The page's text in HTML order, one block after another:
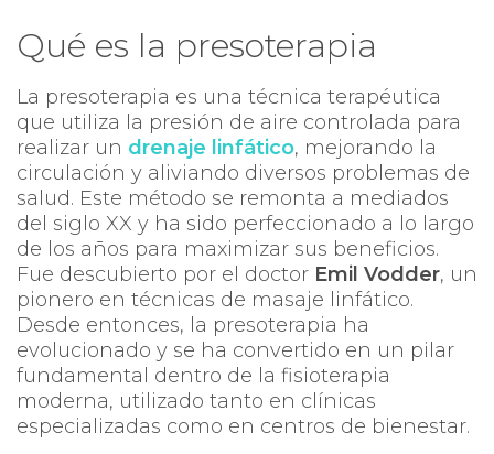
Qué es la presoterapia
La presoterapia es una técnica terapéutica
que utiliza la presión de aire controlada para
realizar un drenaje linfático, mejorando la
circulación y aliviando diversos problemas de
salud. Este método se remonta a mediados
del siglo XX y ha sido perfeccionado a lo largo
de los años para maximizar sus beneficios.
Fue descubierto por el doctor Emil Vodder, un
pionero en técnicas de masaje linfático.
Desde entonces, la presoterapia ha
evolucionado y se ha convertido en un pilar
fundamental dentro de la fisioterapia
moderna, utilizado tanto en clínicas
especializadas como en centros de bienestar.